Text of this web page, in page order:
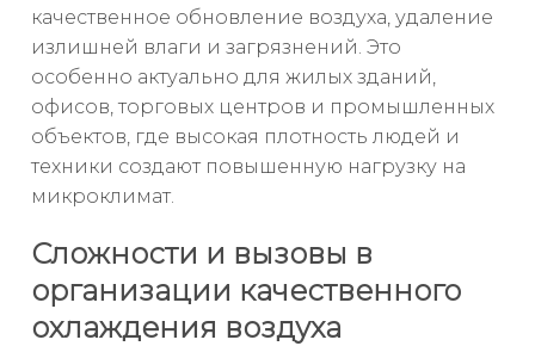
качественное обновление воздуха, удаление
излишней влаги и загрязнений. Это
особенно актуально для жилых зданий,
офисов, торговых центров и промышленных
объектов, где высокая плотность людей и
техники создают повышенную нагрузку на
микроклимат.
Сложности и вызовы в
организации качественного
охлаждения воздуха